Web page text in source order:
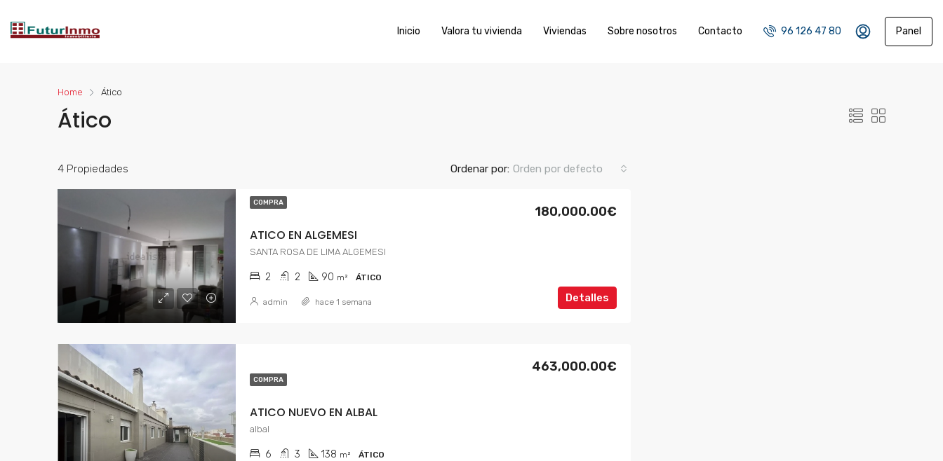
Inicio Valora tu vivienda Viviendas Sobre nosotros Contacto 96 126 47 80 Panel
Home Ático
Ático
4 Propiedades Ordenar por: Orden por defecto
COMPRA
ATICO EN ALGEMESI
180,000.00€
SANTA ROSA DE LIMA ALGEMESI
2 2 90 m² ÁTICO
Detalles
admin hace 1 semana
COMPRA
ATICO NUEVO EN ALBAL
463,000.00€
albal
6 3 138 m² ÁTICO